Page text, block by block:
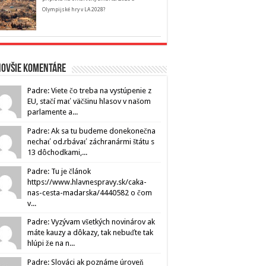
Olympijské hry v LA 2028?
komentáre
Padre: Viete čo treba na vystúpenie z
EU, stačí mať väčšinu hlasov v našom
parlamente a...
Padre: Ak sa tu budeme donekonečna
nechať od.rbávať záchranármi štátu s
13 dôchodkami,...
Padre: Tu je článok
https://www.hlavnespravy.sk/caka-
nas-cesta-madarska/4440582 o čom
v...
Padre: Vyzývam všetkých novinárov ak
máte kauzy a dôkazy, tak nebuďte tak
hlúpi že na n...
Padre: Slováci ak poznáme úroveň